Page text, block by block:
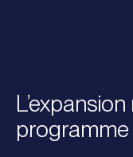
programme